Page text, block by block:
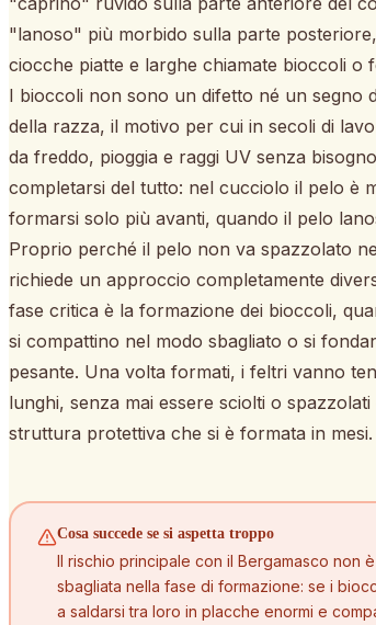
"lanoso" più morbido sulla parte
ciocche piatte e larghe chiamate bioccoli o
I bioccoli non sono un difetto né un segno
della razza, il motivo per cui in secoli di
da freddo, pioggia e raggi UV senza
completarsi del tutto: nel cucciolo il pelo è
formarsi solo più avanti, quando il pelo
Proprio perché il pelo non va spazzolato
richiede un approccio completamente
fase critica è la formazione dei bioccoli,
si compattino nel modo sbagliato o si
pesante. Una volta formati, i feltri vanno
lunghi, senza mai essere sciolti o
struttura protettiva che si è formata in mesi.
Cosa succede se si aspetta troppo
Il rischio principale con il Bergamasco non
sbagliata nella fase di formazione: se i
a saldarsi tra loro in placche enormi e